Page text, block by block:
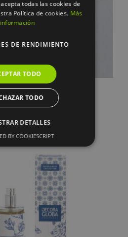
16*9*13 cms
14.95€
AL CARRITO
/
todas las cookies de
Política de cookies. Más
información
DE RENDIMIENTO
TODO
TODO
DETALLES
BY COOKIESCRIPT